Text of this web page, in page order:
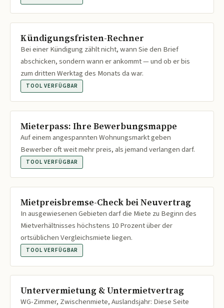
Kündigungsfristen-Rechner
Bei einer Kündigung zählt nicht, wann Sie den Brief
abschicken, sondern wann er ankommt — und ob er bis
zum dritten Werktag des Monats da war.
TOOL VERFÜGBAR
Mieterpass: Ihre Bewerbungsmappe
Auf einem angespannten Wohnungsmarkt geben
Bewerber oft weit mehr preis, als jemand verlangen darf.
TOOL VERFÜGBAR
Mietpreisbremse-Check bei Neuvertrag
In ausgewiesenen Gebieten darf die Miete zu Beginn des
Mietverhältnisses höchstens 10 Prozent über der
ortsüblichen Vergleichsmiete liegen.
TOOL VERFÜGBAR
Untervermietung & Untermietvertrag
WG-Zimmer, Zwischenmiete, Auslandsjahr: Diese Seite